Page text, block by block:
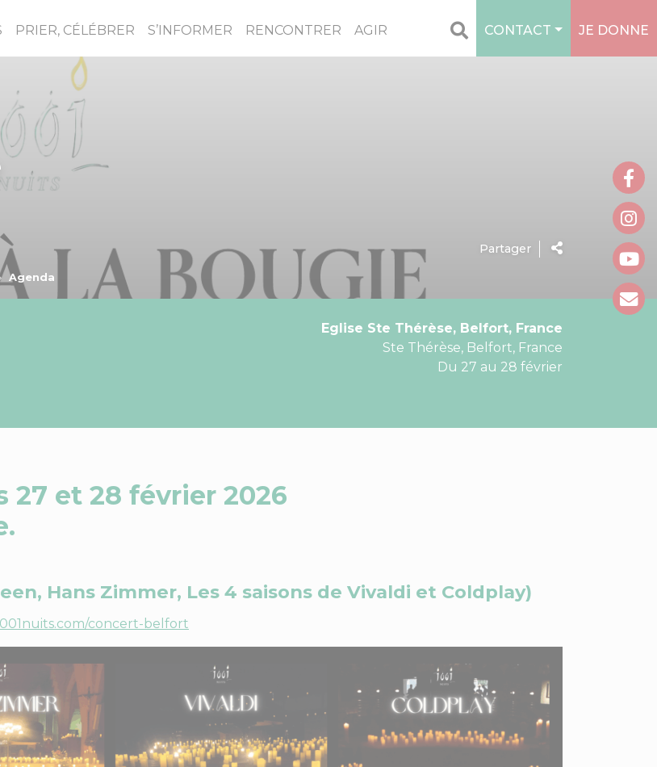
PRIER, CÉLÉBRER S’INFORMER RENCONTRER AGIR CONTACT JE DONNE
Partager
Agenda
Eglise Ste Thérèse, Belfort, France
Ste Thérèse, Belfort, France
Du 27 au 28 février
27 et 28 février 2026
.
Hans Zimmer, Les 4 saisons de Vivaldi et Coldplay)
concert-belfort